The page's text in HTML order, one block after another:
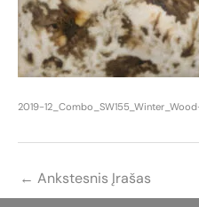
2019-
← Ankstesnis Įrašas